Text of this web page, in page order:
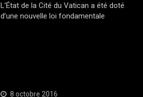
L’État de la Cité du Vatican a été doté
d’une nouvelle loi fondamentale
8 octobre 2016